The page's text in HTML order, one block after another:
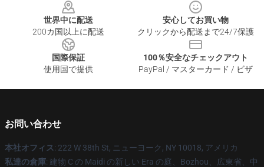
世界中に配送
200カ国以上に配送
安心してお買い物
クリックから配送まで24/7保護
国際保証
使用国で提供
100％安全なチェックアウト
PayPal / マスターカード / ビザ
お問い合わせ
本社オフィス: 222 W 38th St, ニューヨーク, NY 10018, アメリカ
私達の倉庫: 建物 C の Maidi の新しい Era の庭、Bozhou、広東省、中